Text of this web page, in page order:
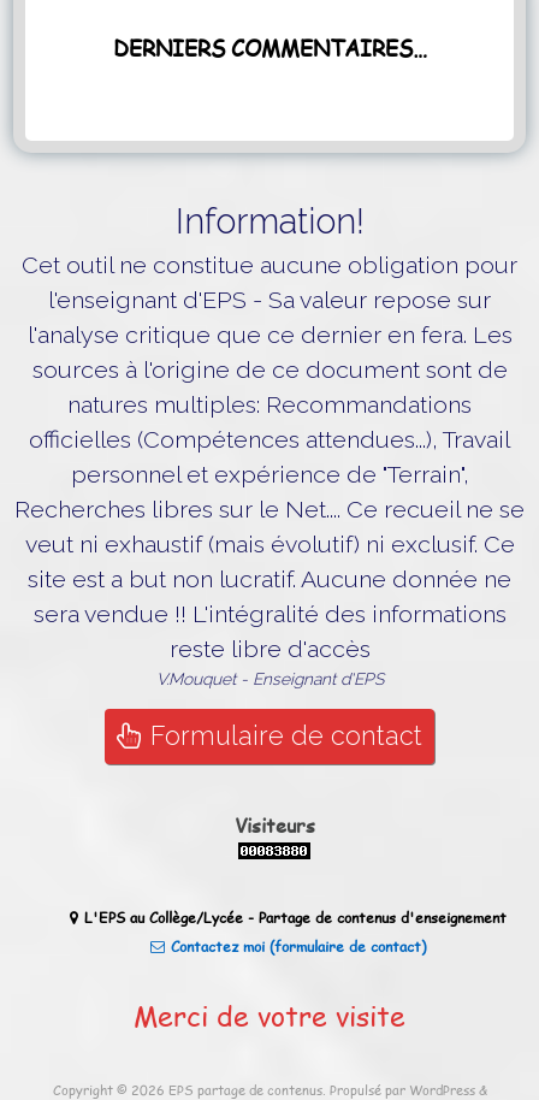
DERNIERS COMMENTAIRES…
Information!
Cet outil ne constitue aucune obligation pour
l'enseignant d'EPS - Sa valeur repose sur
l'analyse critique que ce dernier en fera. Les
sources à l'origine de ce document sont de
natures multiples: Recommandations
officielles (Compétences attendues...), Travail
personnel et expérience de "Terrain",
Recherches libres sur le Net.... Ce recueil ne se
veut ni exhaustif (mais évolutif) ni exclusif. Ce
site est a but non lucratif. Aucune donnée ne
sera vendue !! L'intégralité des informations
reste libre d'accès
V.Mouquet - Enseignant d'EPS
Formulaire de contact
Visiteurs
L'EPS au Collège/Lycée - Partage de contenus d'enseignement
Contactez moi (formulaire de contact)
Merci de votre visite
Copyright © 2026 EPS partage de contenus. Propulsé par WordPress&